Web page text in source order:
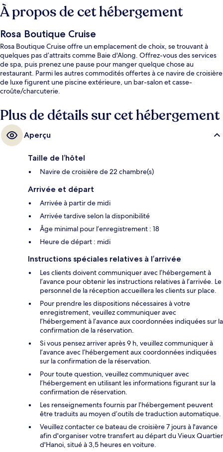
À propos de cet hébergement
Rosa Boutique Cruise
Rosa Boutique Cruise offre un emplacement de choix, se trouvant à
quelques pas d’attraits comme Baie d'Along. Offrez-vous des services
de spa, puis prenez une pause pour manger quelque chose au
restaurant. Parmi les autres commodités offertes à ce navire de croisière
de luxe figurent une piscine extérieure, un bar-salon et casse-
croûte/charcuterie.
Plus de détails sur cet hébergement
Aperçu
Taille de l’hôtel
Navire de croisière de 22 chambre(s)
Arrivée et départ
Arrivée à partir de midi
Arrivée tardive selon la disponibilité
Âge minimal pour l’enregistrement : 18
Heure de départ : midi
Instructions spéciales relatives à l’arrivée
Les clients doivent communiquer avec l’hébergement à
l’avance pour obtenir les instructions relatives à l’arrivée. Le
personnel de la réception accueillera les clients sur place.
Pour prendre les dispositions nécessaires à votre
enregistrement, veuillez communiquer avec
l’hébergement à l’avance aux coordonnées indiquées sur la
confirmation de la réservation.
Si vous pensez arriver après 9 h, veuillez communiquer à
l’avance avec l’hébergement aux coordonnées indiquées
sur la confirmation de la réservation.
Pour toute question, veuillez communiquer avec
l’hébergement en utilisant les informations figurant sur la
confirmation de réservation.
Les renseignements fournis par l’hébergement peuvent
être traduits au moyen d’outils de traduction automatique.
Veuillez contacter ce bateau de croisière 7 jours à l'avance
afin d'organiser votre transfert au départ du Vieux Quartier
d'Hanoi, situé à 3,5 heures en voiture.